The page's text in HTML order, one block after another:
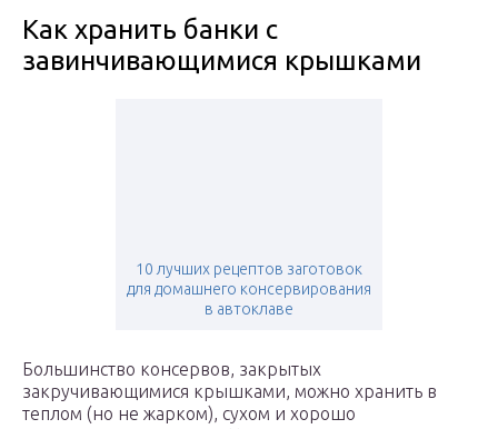
Как хранить банки с
завинчивающимися крышками
10 лучших рецептов заготовок
для домашнего консервирования
в автоклаве
Большинство консервов, закрытых
закручивающимися крышками, можно хранить в
теплом (но не жарком), сухом и хорошо